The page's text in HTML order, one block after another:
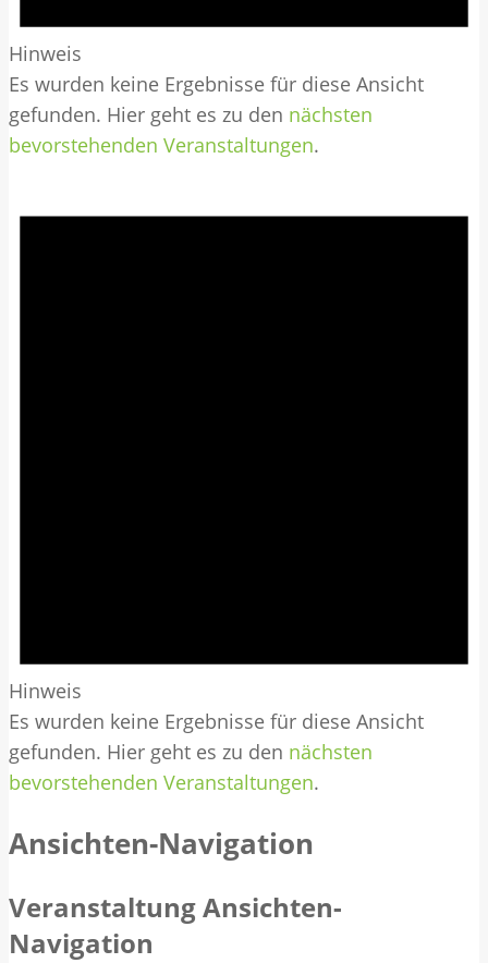
Hinweis
Es wurden keine Ergebnisse für diese Ansicht
gefunden. Hier geht es zu den nächsten
bevorstehenden Veranstaltungen.
Hinweis
Es wurden keine Ergebnisse für diese Ansicht
gefunden. Hier geht es zu den nächsten
bevorstehenden Veranstaltungen.
Ansichten-Navigation
Veranstaltung Ansichten-
Navigation